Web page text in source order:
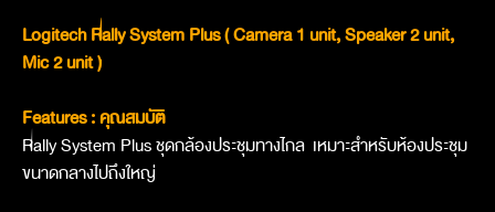
Logitech Rally System Plus ( Camera 1 unit, Speaker 2 unit,
Mic 2 unit )
Features : คุณสมบัติ
Rally System Plus ชุดกล้องประชุมทางไกล เหมาะสำหรับห้องประชุม
ขนาดกลางไปถึงใหญ่